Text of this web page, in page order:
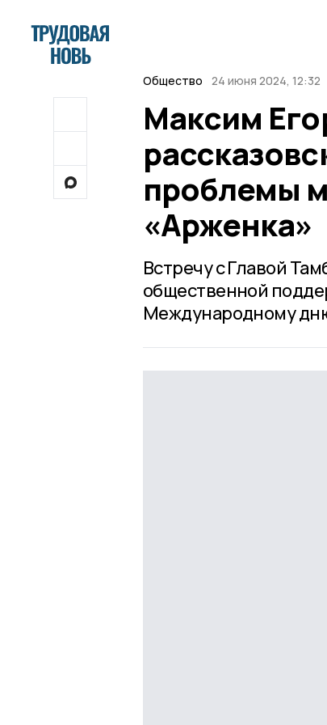
Общество 24 июня 2024, 12:32
Максим
проблемы
«Арженка»
Встречу с Главой
общественной
Международному